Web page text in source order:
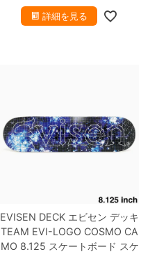
詳細を見る
EVISEN DECK エビセン デッキ
TEAM EVI-LOGO COSMO CA
MO 8.125 スケートボード スケ